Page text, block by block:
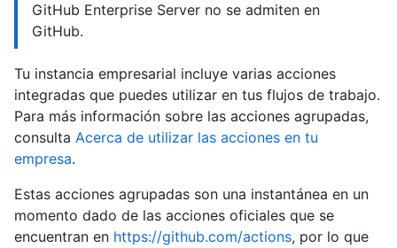
GitHub Enterprise Server no se admiten en
GitHub.
Tu instancia empresarial incluye varias acciones
integradas que puedes utilizar en tus flujos de trabajo.
Para más información sobre las acciones agrupadas,
consulta Acerca de utilizar las acciones en tu
empresa.
Estas acciones agrupadas son una instantánea en un
momento dado de las acciones oficiales que se
encuentran en https://github.com/actions, por lo que